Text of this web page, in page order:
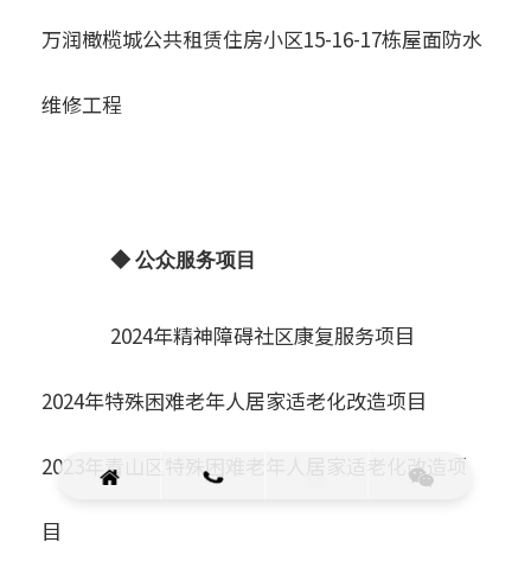
万润橄榄城公共租赁住房小区15-16-17栋屋面防水
维修工程
◆ 公众服务项目
2024年精神障碍社区康复服务项目
2024年特殊困难老年人居家适老化改造项目
2023年青山区特殊困难老年人居家适老化改造项
目